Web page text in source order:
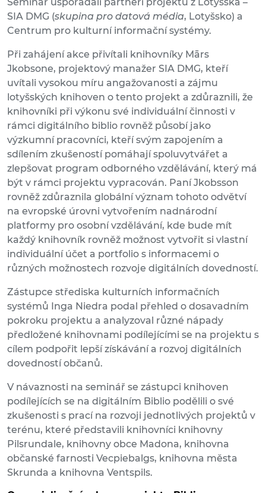
SIA DMG (skupina pro datová média, Lotyšsko) a
Centrum pro kulturní informační systémy.
Při zahájení akce přivítali knihovníky Mārs
Jkobsone, projektový manažer SIA DMG, kteří
uvítali vysokou míru angažovanosti a zájmu
lotyšských knihoven o tento projekt a zdůraznili, že
knihovníki při výkonu své individuální činnosti v
rámci digitálního biblio rovněž působí jako
výzkumní pracovníci, kteří svým zapojením a
sdílením zkušeností pomáhají spoluvytvářet a
zlepšovat program odborného vzdělávání, který má
být v rámci projektu vypracován. Paní Jkobsson
rovněž zdůraznila globální význam tohoto odvětví
na evropské úrovni vytvořením nadnárodní
platformy pro osobní vzdělávání, kde bude mít
každý knihovník rovněž možnost vytvořit si vlastní
individuální účet a portfolio s informacemi o
různých možnostech rozvoje digitálních dovedností.
Zástupce střediska kulturních informačních
systémů Inga Niedra podal přehled o dosavadním
pokroku projektu a analyzoval různé nápady
předložené knihovnami podílejícími se na projektu s
cílem podpořit lepší získávání a rozvoj digitálních
dovedností občanů.
V návaznosti na seminář se zástupci knihoven
podílejících se na digitálním Biblio podělili o své
zkušenosti s prací na rozvoji jednotlivých projektů v
terénu, které představili knihovníci knihovny
Pilsrundale, knihovny obce Madona, knihovna
občanské farnosti Vecpiebalgs, knihovna města
Skrunda a knihovna Ventspils.